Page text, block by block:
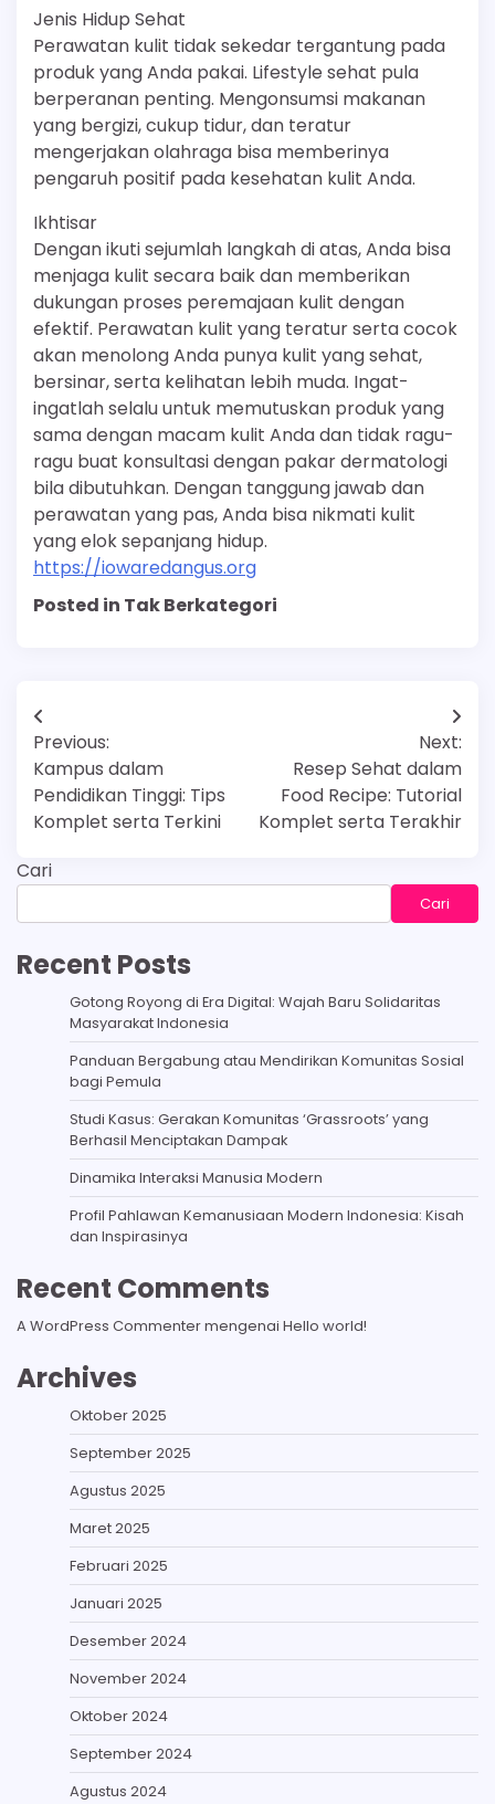
Jenis Hidup Sehat
Perawatan kulit tidak sekedar tergantung pada
produk yang Anda pakai. Lifestyle sehat pula
berperanan penting. Mengonsumsi makanan
yang bergizi, cukup tidur, dan teratur
mengerjakan olahraga bisa memberinya
pengaruh positif pada kesehatan kulit Anda.
Ikhtisar
Dengan ikuti sejumlah langkah di atas, Anda bisa
menjaga kulit secara baik dan memberikan
dukungan proses peremajaan kulit dengan
efektif. Perawatan kulit yang teratur serta cocok
akan menolong Anda punya kulit yang sehat,
bersinar, serta kelihatan lebih muda. Ingat-
ingatlah selalu untuk memutuskan produk yang
sama dengan macam kulit Anda dan tidak ragu-
ragu buat konsultasi dengan pakar dermatologi
bila dibutuhkan. Dengan tanggung jawab dan
perawatan yang pas, Anda bisa nikmati kulit
yang elok sepanjang hidup.
https://iowaredangus.org
Posted in Tak Berkategori
Navigasi
pos
Previous:
Kampus dalam
Pendidikan Tinggi: Tips
Komplet serta Terkini
Next:
Resep Sehat dalam
Food Recipe: Tutorial
Komplet serta Terakhir
Cari
Cari
Recent Posts
Gotong Royong di Era Digital: Wajah Baru Solidaritas
Masyarakat Indonesia
Panduan Bergabung atau Mendirikan Komunitas Sosial
bagi Pemula
Studi Kasus: Gerakan Komunitas ‘Grassroots’ yang
Berhasil Menciptakan Dampak
Dinamika Interaksi Manusia Modern
Profil Pahlawan Kemanusiaan Modern Indonesia: Kisah
dan Inspirasinya
Recent Comments
A WordPress Commentermengenai Hello world!
Archives
Oktober 2025
September 2025
Agustus 2025
Maret 2025
Februari 2025
Januari 2025
Desember 2024
November 2024
Oktober 2024
September 2024
Agustus 2024